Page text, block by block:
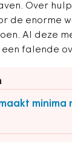
Over
de enorme
Al deze
falende
minima